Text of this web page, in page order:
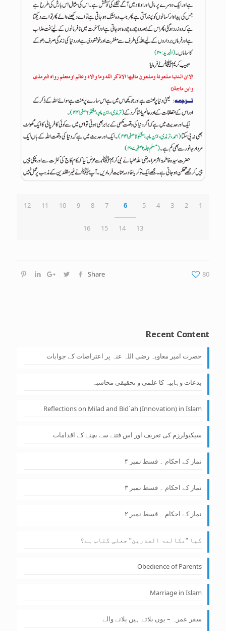
1
2
3
4
5
6
7
8
9
10
11
12
13
14
15
16
Share 80
Recent Content
حضرت امیر معاویہ رضی اللہ عنہ پر اعتراضات کے جوابات
بدعات وہابیہ کا علمی و تحقیقی محاسبہ
Reflections on Milad and Bid`ah (Innovation) in Islam
سیکیولرزم کی تعریف اور اس فتنے سے بچنے کے اقدامات
نماز کے احکام ۔ قسط نمبر ۴
نماز کے احکام ۔ قسط نمبر ۳
نماز کے احکام ۔ قسط نمبر ۲
کیا “مکالمۃ الصدرین” جعلی کتاب ہے؟
Obedience of Parents
Marriage in Islam
سفر عمرہ – یوں بلاتے ہیں بلانے والے